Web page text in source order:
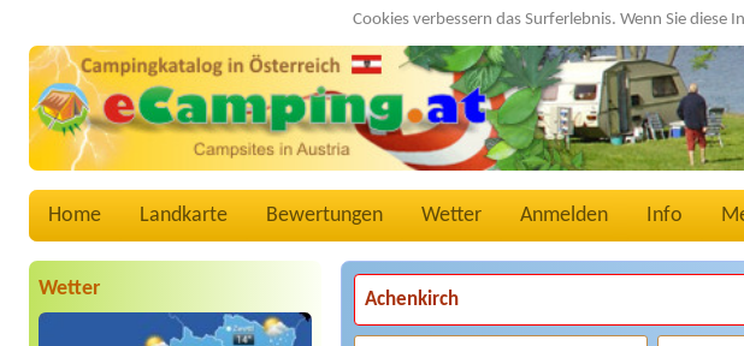
Cookies verbessern das Surferlebnis. Wenn Sie
Home Landkarte Bewertungen Wetter Anmelden Info
Wetter